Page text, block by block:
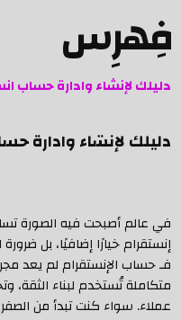
فِهرِس
دليلك لإنشاء وادارة حساب
دليلك لإنشاء وادارة
في عالم أصبحت فيه الصورة
إنستقرام خيارًا إضافيًا، بل
فـ حساب الإنستقرام لم يعد
متكاملة تُستخدم لبناء الثقة،
عملاء. سواء كنت تبدأ من